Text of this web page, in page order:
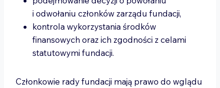
i odwołaniu członków zarządu fundacji,
kontrola wykorzystania środków
finansowych oraz ich zgodności z celami
statutowymi fundacji.
Członkowie rady fundacji mają prawo do wglądu